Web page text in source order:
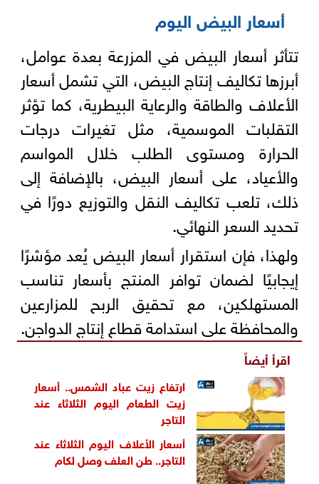
أسعار البيض اليوم
تتأثر أسعار البيض في المزرعة بعدة عوامل،
أبرزها تكاليف إنتاج البيض، التي تشمل أسعار
الأعلاف والطاقة والرعاية البيطرية، كما تؤثر
التقلبات الموسمية، مثل تغيرات درجات
الحرارة ومستوى الطلب خلال المواسم
والأعياد، على أسعار البيض، بالإضافة إلى
ذلك، تلعب تكاليف النقل والتوزيع دورًا في
تحديد السعر النهائي.
ولهذا، فإن استقرار أسعار البيض يُعد مؤشرًا
إيجابيًا لضمان توافر المنتج بأسعار تناسب
المستهلكين، مع تحقيق الربح للمزارعين
والمحافظة على استدامة قطاع إنتاج الدواجن.
اقرأ أيضاً
ارتفاع زيت عباد الشمس.. أسعار
زيت الطعام اليوم الثلاثاء عند
التاجر
أسعار الأعلاف اليوم الثلاثاء عند
التاجر.. طن العلف وصل لكام